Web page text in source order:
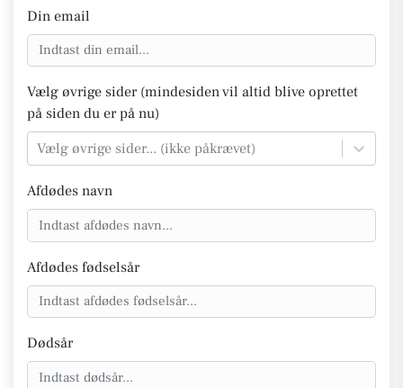
Din email
Vælg øvrige sider (mindesiden vil altid blive oprettet
på siden du er på nu)
Vælg øvrige sider... (ikke påkrævet)
Afdødes navn
Afdødes fødselsår
Dødsår